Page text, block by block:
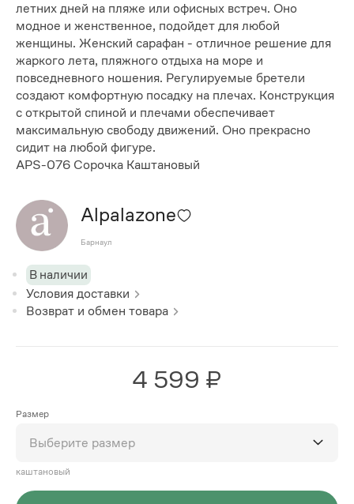
летних дней на пляже или офисных встреч. Оно
модное и женственное, подойдет для любой
женщины. Женский сарафан - отличное решение для
жаркого лета, пляжного отдыха на море и
повседневного ношения. Регулируемые бретели
создают комфортную посадку на плечах. Конструкция
с открытой спиной и плечами обеспечивает
максимальную свободу движений. Оно прекрасно
сидит на любой фигуре.
APS-076 Сорочка Каштановый
Alpalazone
Барнаул
В наличии
Условия доставки
Возврат и обмен товара
4 599 ₽
Размер
Выберите размер
каштановый